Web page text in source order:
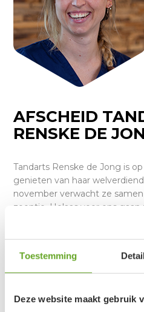
Toestemming
Deze website maakt gebruik
AFSCHEID
RENSKE DE
Tandarts Renske de Jong is
genieten van haar
november verwacht ze
zoontje. Helaas voor ons
daardoor na haar verlof niet
tandarts. Wij gaan Renske
Renske willen achterlaten